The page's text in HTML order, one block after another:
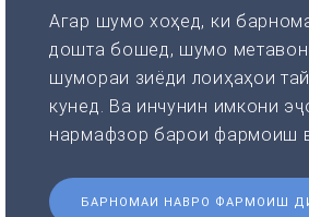
Агар шумо хоҳед, ки
дошта бошед, шумо
шумораи зиёди лоиҳаҳои
кунед. Ва инчунин имкони
нармафзор барои фармоиш
БАРНОМАИ НАВРО ФАРМОИШ